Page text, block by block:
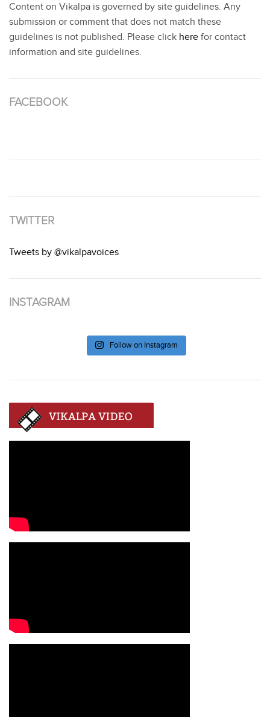
Content on Vikalpa is governed by site guidelines. Any
submission or comment that does not match these
guidelines is not published. Please click here for contact
information and site guidelines.
FACEBOOK
TWITTER
Tweets by @vikalpavoices
INSTAGRAM
Follow on Instagram